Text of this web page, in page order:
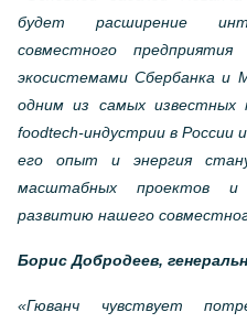
будет расширение
совместного
экосистемами Сбербанка и
одним из самых известных
foodtech-индустрии в России
его опыт и энергия
масштабных проектов и
развитию нашего
Борис Добродеев,
«Гюванч чувствует